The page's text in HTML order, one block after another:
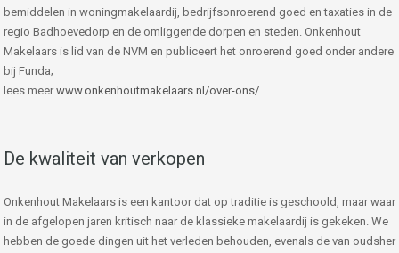
bemiddelen in woningmakelaardij, bedrijfsonroerend goed en taxaties in de
regio Badhoevedorp en de omliggende dorpen en steden. Onkenhout
Makelaars is lid van de NVM en publiceert het onroerend goed onder andere
bij Funda;
lees meer www.onkenhoutmakelaars.nl/over-ons/
De kwaliteit van verkopen
Onkenhout Makelaars is een kantoor dat op traditie is geschoold, maar waar
in de afgelopen jaren kritisch naar de klassieke makelaardij is gekeken. We
hebben de goede dingen uit het verleden behouden, evenals de van oudsher